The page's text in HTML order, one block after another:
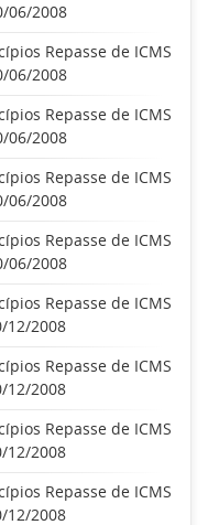
06/2008
Repasse de ICMS
06/2008
Repasse de ICMS
06/2008
Repasse de ICMS
06/2008
Repasse de ICMS
06/2008
Repasse de ICMS
12/2008
Repasse de ICMS
12/2008
Repasse de ICMS
12/2008
Repasse de ICMS
12/2008